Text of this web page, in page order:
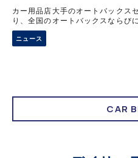
カー用品店大手のオートバックス
り、全国のオートバックスならび
舗に、ヒョンデの試乗車を順次配
機会拡大を図る。これまでの両者
ポートする。
ニュース
CAR